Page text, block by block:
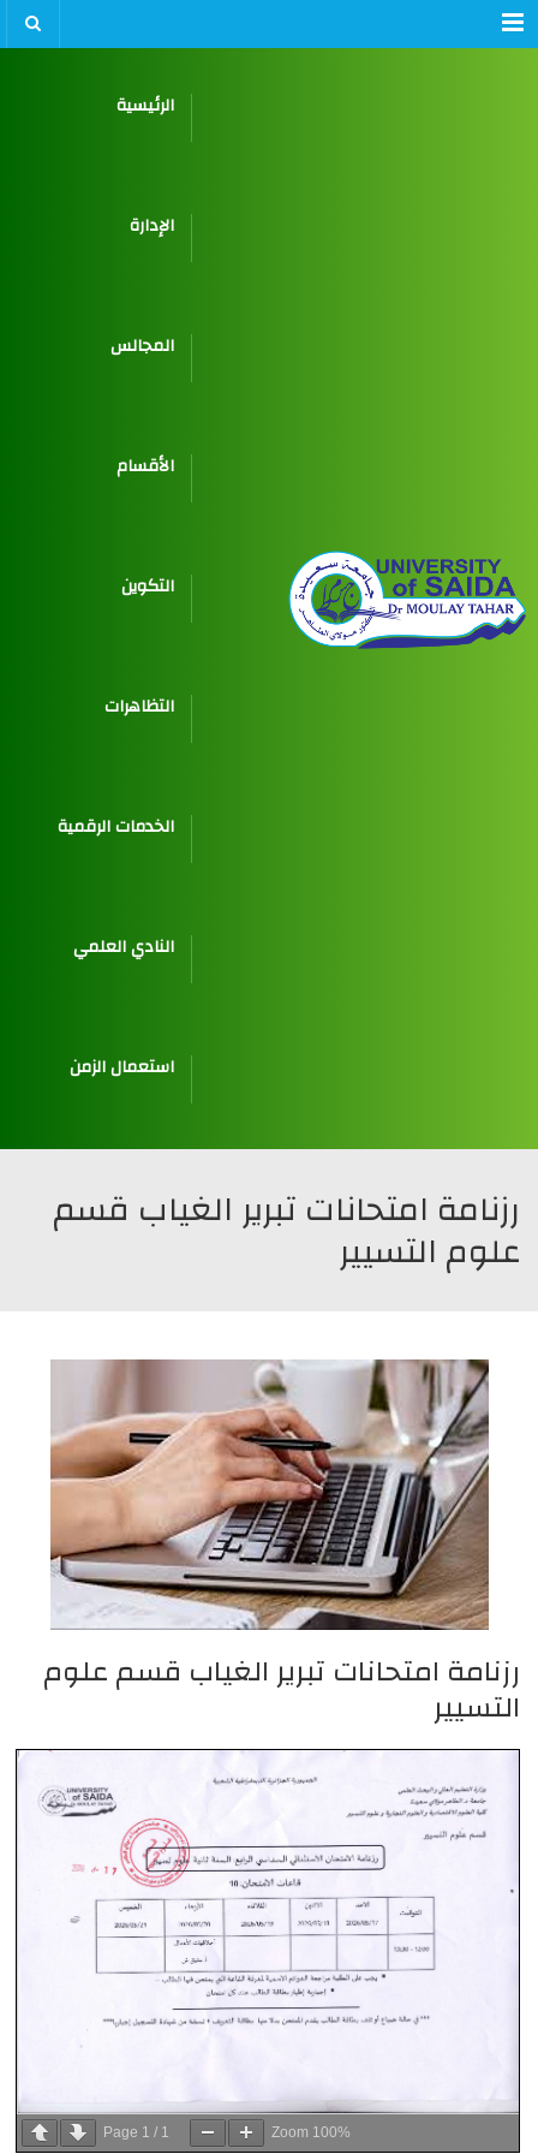
Menu
الرئيسية
الإدارة
المجالس
الأقسام
التكوين
التظاهرات
الخدمات الرقمية
النادي العلمي
استعمال الزمن
رزنامة امتحانات تبرير الغياب قسم
علوم التسيير
رزنامة امتحانات تبرير الغياب قسم علوم
التسيير
Page 1 / 1 Zoom 100%